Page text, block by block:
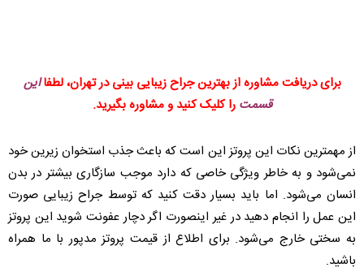
برای دریافت مشاوره از بهترین جراح زیبایی بینی در تهران، لطفااین
قسمت را کلیک کنید و مشاوره بگیرید.
از مهمترین نکات این پروتز این است که باعث جذب استخوان زیرین خود
نمی‌شود و به خاطر ویژگی خاصی که دارد موجب سازگاری بیشتر در بدن
انسان می‌شود. اما باید بسیار دقت کنید که توسط جراح زیبایی صورت
این عمل را انجام دهید در غیر اینصورت اگر دچار عفونت شوید این پروتز
به سختی خارج می‌شود. برای اطلاع از قیمت پروتز مدپور با ما همراه
باشید.